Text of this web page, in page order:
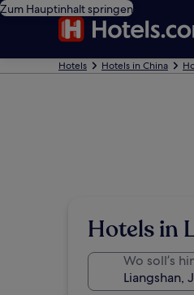
Zum Hauptinhalt springen
Hotels Hotels in China
Hotels in
Wo soll’s